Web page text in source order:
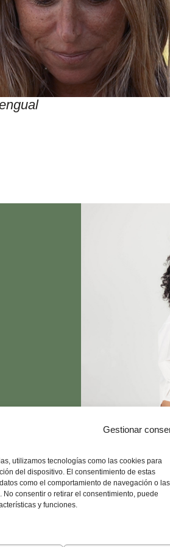
Gestionar
utilizamos tecnologías como las cookies para
del dispositivo. El consentimiento de estas
como el comportamiento de navegación o las
consentir o retirar el consentimiento, puede
y funciones.